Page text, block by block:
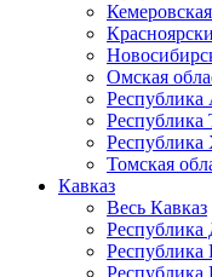
Омская
Республика
Республика
Республика
Томская
Кавказ
Весь Кавказ
Республика
Республика